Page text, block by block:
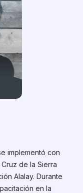
implementó con
de la Sierra
Alalay. Durante
en la